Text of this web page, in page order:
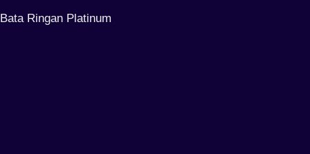
Bata Ringan Platinum